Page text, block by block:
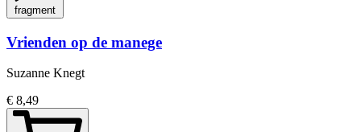
fragment
Vrienden op de manege
Suzanne Knegt
€ 8,49